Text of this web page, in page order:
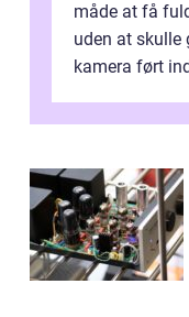
måde at få
uden at skulle
kamera ført